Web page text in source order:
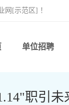
网[示范区] ！
单位招聘
职引